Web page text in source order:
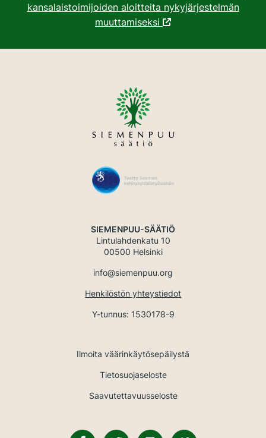
kansalaistoimijoiden aloitteita nykyjärjestelmän
muuttamiseksi
SIEMENPUU-SÄÄTIÖ
Lintulahdenkatu 10
00500 Helsinki
info@siemenpuu.org
Henkilöstön yhteystiedot
Y-tunnus: 1530178-9
Ilmoita väärinkäytösepäilystä
Tietosuojaseloste
Saavutettavuusseloste